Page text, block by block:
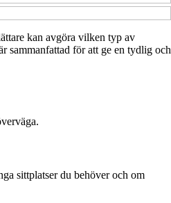
kan avgöra vilken typ av
sammanfattad för att ge en tydlig och
sittplatser du behöver och om